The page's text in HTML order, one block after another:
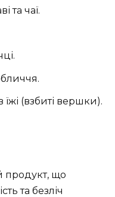
та чаї.
(взбиті вершки).
продукт, що
та безліч